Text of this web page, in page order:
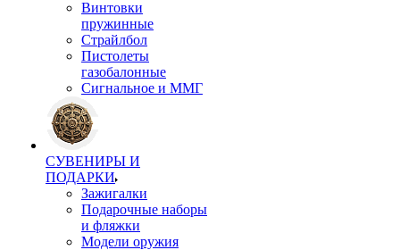
Винтовки
пружинные
Страйлбол
Пистолеты
газобалонные
Сигнальное и ММГ
СУВЕНИРЫ И
ПОДАРКИ
Зажигалки
Подарочные наборы
и фляжки
Модели оружия